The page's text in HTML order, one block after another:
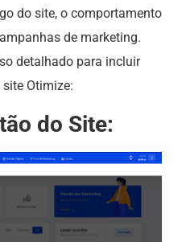
do site, o comportamento
de marketing.
detalhado para incluir
Otimize:
do Site: